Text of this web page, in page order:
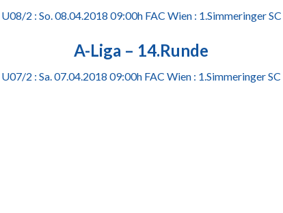
U08/2 : So. 08.04.2018 09:00h FAC Wien : 1.Simmeringer SC
A-Liga – 14.Runde
U07/2 : Sa. 07.04.2018 09:00h FAC Wien : 1.Simmeringer SC